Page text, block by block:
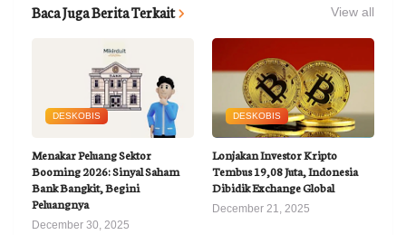
Baca Juga Berita Terkait View all
DESKOBIS
Menakar Peluang Sektor
Booming 2026: Sinyal Saham
Bank Bangkit, Begini
Peluangnya
December 30, 2025
DESKOBIS
Lonjakan Investor Kripto
Tembus 19,08 Juta, Indonesia
Dibidik Exchange Global
December 21, 2025